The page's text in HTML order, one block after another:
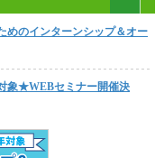
めのインターンシップ＆オー
象★WEBセミナー開催決